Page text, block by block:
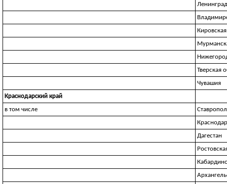
Тверская
Чувашия
Краснодарский край
в том числе
Дагестан